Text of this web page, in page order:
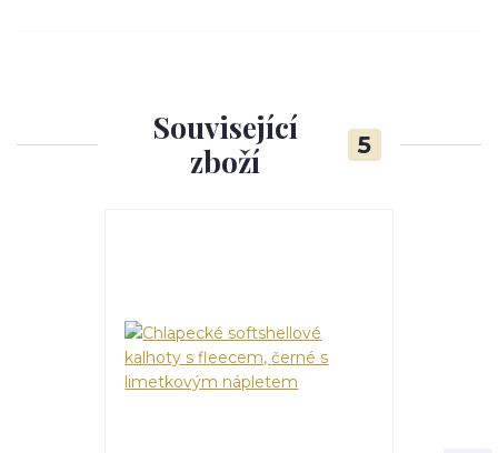
Související
zboží
5